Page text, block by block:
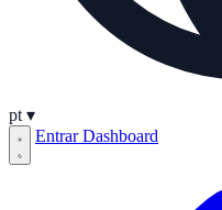
pt ▾
EntrarDashboard